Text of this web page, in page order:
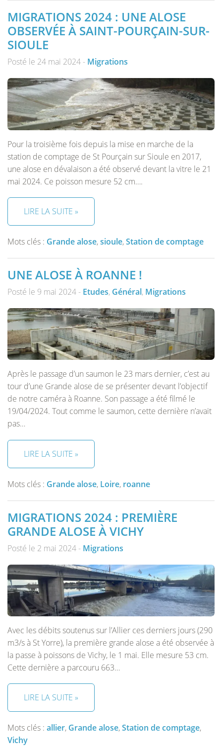
MIGRATIONS 2024 : UNE ALOSE
OBSERVÉE À SAINT-POURÇAIN-SUR-
SIOULE
Posté le 24 mai 2024 - Migrations
Pour la troisième fois depuis la mise en marche de la
station de comptage de St Pourçain sur Sioule en 2017,
une alose en dévalaison a été observé devant la vitre le 21
mai 2024. Ce poisson mesure 52 cm….
LIRE LA SUITE »
Mots clés : Grande alose,sioule,Station de comptage
UNE ALOSE À ROANNE !
Posté le 9 mai 2024 - Etudes, Général, Migrations
Après le passage d’un saumon le 23 mars dernier, c’est au
tour d’une Grande alose de se présenter devant l’objectif
de notre caméra à Roanne. Son passage a été filmé le
19/04/2024. Tout comme le saumon, cette dernière n’avait
pas…
LIRE LA SUITE »
Mots clés : Grande alose, Loire, roanne
MIGRATIONS 2024 : PREMIÈRE
GRANDE ALOSE À VICHY
Posté le 2 mai 2024 - Migrations
Avec les débits soutenus sur l’Allier ces derniers jours (290
m3/s à St Yorre), la première grande alose a été observée à
la passe à poissons de Vichy, le 1 mai. Elle mesure 53 cm.
Cette dernière a parcouru 663…
LIRE LA SUITE »
Mots clés : allier, Grande alose,Station de comptage,
Vichy